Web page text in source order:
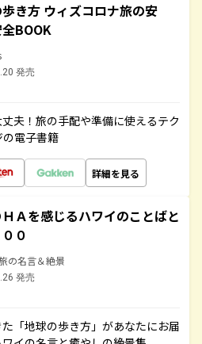
き方 ウィズコロナ旅の安
BOOK
発売
夫！旅の手配や準備に使えるテク
電子書籍
詳細を見る
Ａを感じるハワイのことばと
０
の名言＆絶景
発売
「地球の歩き方」があなたにお届